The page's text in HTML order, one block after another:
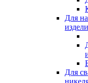
Для
Для